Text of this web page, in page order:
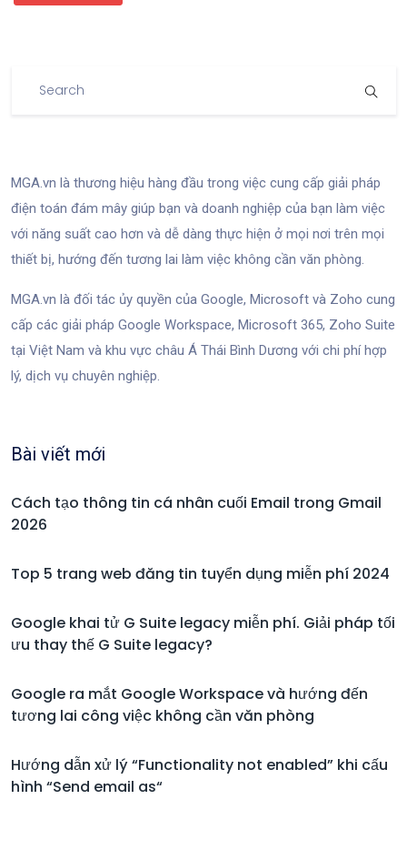
MGA.vn là thương hiệu hàng đầu trong việc cung cấp giải pháp
điện toán đám mây giúp bạn và doanh nghiệp của bạn làm việc
với năng suất cao hơn và dễ dàng thực hiện ở mọi nơi trên mọi
thiết bị, hướng đến tương lai làm việc không cần văn phòng.
MGA.vn là đối tác ủy quyền của Google, Microsoft và Zoho cung
cấp các giải pháp Google Workspace, Microsoft 365, Zoho Suite
tại Việt Nam và khu vực châu Á Thái Bình Dương với chi phí hợp
lý, dịch vụ chuyên nghiệp.
Bài viết mới
Cách tạo thông tin cá nhân cuối Email trong Gmail
2026
Top 5 trang web đăng tin tuyển dụng miễn phí 2024
Google khai tử G Suite legacy miễn phí. Giải pháp tối
ưu thay thế G Suite legacy?
Google ra mắt Google Workspace và hướng đến
tương lai công việc không cần văn phòng
Hướng dẫn xử lý “Functionality not enabled” khi cấu
hình “Send email as“